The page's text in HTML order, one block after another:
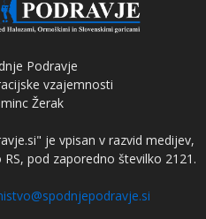
Podravje
vzajemnosti
Žerak
je vpisan v razvid medijev,
pod zaporedno številko 2121.